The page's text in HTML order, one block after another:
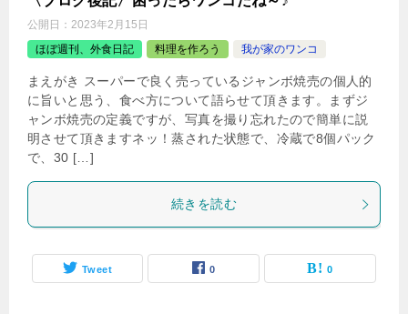
公開日： 2023年2月15日
ほぼ週刊、外食日記
料理を作ろう 我が家のワンコ
まえがき スーパーで良く売っているジャンボ焼売の個人的
に旨いと思う、食べ方について語らせて頂きます。まずジ
ャンボ焼売の定義ですが、写真を撮り忘れたので簡単に説
明させて頂きますネッ！蒸された状態で、冷蔵で8個パック
で、30 […]
続きを読む
Tweet 0 0